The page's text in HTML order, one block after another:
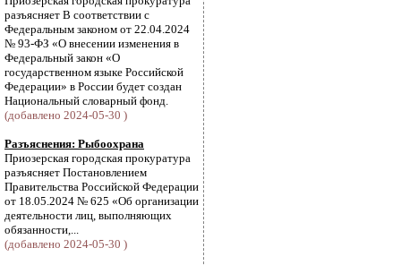
разъясняет В соответствии с
Федеральным законом от 22.04.2024
№ 93-ФЗ «О внесении изменения в
Федеральный закон «О
государственном языке Российской
Федерации» в России будет создан
Национальный словарный фонд.
(добавлено 2024-05-30 )
Разъяснения: Рыбоохрана
Приозерская городская прокуратура
разъясняет Постановлением
Правительства Российской Федерации
от 18.05.2024 № 625 «Об организации
деятельности лиц, выполняющих
обязанности,...
(добавлено 2024-05-30 )